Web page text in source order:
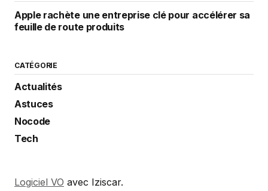
Apple rachète une entreprise clé pour accélérer sa
feuille de route produits
CATÉGORIE
Actualités
Astuces
Nocode
Tech
Logiciel VO avec Iziscar.